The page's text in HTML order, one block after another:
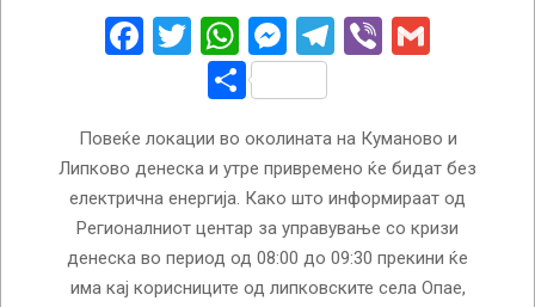
Facebook
Twitter
WhatsApp
Messenger
Telegram
Viber
Share
Повеќе локации во околината на Куманово и
Липково денеска и утре привремено ќе бидат без
електрична енергија. Како што информираат од
Регионалниот центар за управување со кризи
денеска во период од 08:00 до 09:30 прекини ќе
има кај корисниците од липковските села Опае,